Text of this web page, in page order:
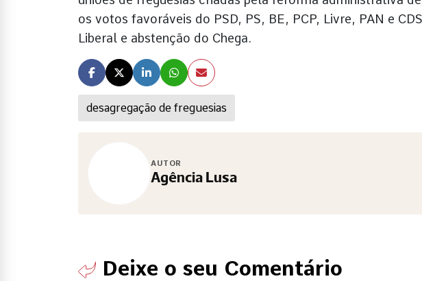
desagregação de freguesias
AUTOR
Agência Lusa
os votos favoráveis do PSD, PS, BE, PCP, Livre, PAN e
Liberal e abstenção do Chega.
Deixe o seu Comentário